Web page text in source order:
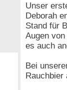
Unser
Deborah
Stand für
Augen
es auch
Bei
Rauchbier